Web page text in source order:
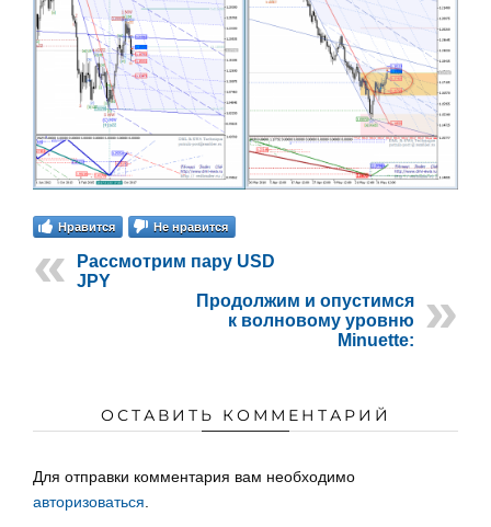
Нравится Не нравится
Рассмотрим пару USD
JPY
Продолжим и опустимся
к волновому уровню
Minuette:
ОСТАВИТЬ КОММЕНТАРИЙ
Для отправки комментария вам необходимо
авторизоваться